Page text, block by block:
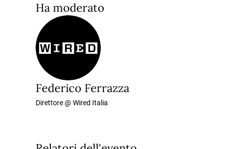
Ha moderato
Federico Ferrazza
Direttore @ Wired Italia